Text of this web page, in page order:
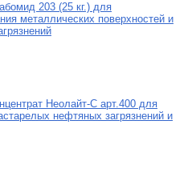
203 (25 кг.) для
металлических поверхностей и
Неолайт-С арт.400 для
нефтяных загрязнений и